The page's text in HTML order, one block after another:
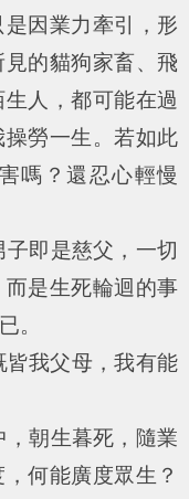
因業力牽引，形
的貓狗家畜、飛
人，都可能在過
勞一生。若如此
嗎？還忍心輕慢
即是慈父，一切
是生死輪迴的事
。
我父母，我有能
朝生暮死，隨業
何能廣度眾生？